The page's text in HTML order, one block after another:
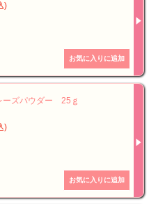
)
ーズパウダー 25ｇ
)